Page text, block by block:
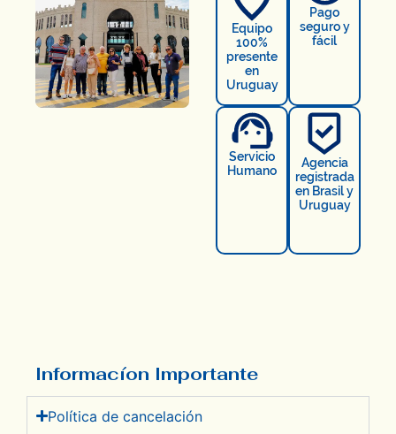
Equipo
100%
presente
en
Uruguay
Pago
seguro y
fácil
Servicio
Humano
Agencia
registrada
en Brasil y
Uruguay
Informacíon Importante
Política de cancelación